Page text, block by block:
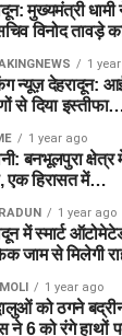
मुख्यमंत्री धामी
विनोद तावड़े
1
न्यूज़ देहरादून:
से दिया
1 year ago
बनभूलपुरा
एक हिरासत में…
1 year ago
में स्मार्ट
जाम से मिलेगी
1 year ago
को ठगने
ने 6 को रंगे हाथों